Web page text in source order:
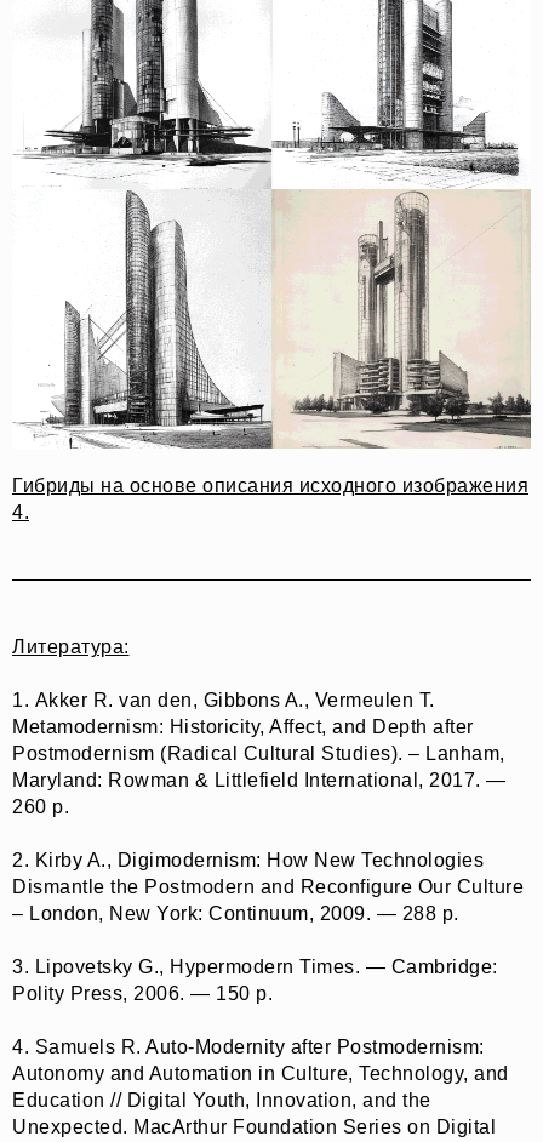
Гибриды на основе описания исходного изображения
4.
Литература:
1. Akker R. van den, Gibbons A., Vermeulen T.
Metamodernism: Historicity, Affect, and Depth after
Postmodernism (Radical Cultural Studies). – Lanham,
Maryland: Rowman & Littlefield International, 2017. —
260 p.
2. Kirby A., Digimodernism: How New Technologies
Dismantle the Postmodern and Reconfigure Our Culture
– London, New York: Continuum, 2009. — 288 p.
3. Lipovetsky G., Hypermodern Times. — Cambridge:
Polity Press, 2006. — 150 p.
4. Samuels R. Auto-Modernity after Postmodernism:
Autonomy and Automation in Culture, Technology, and
Education // Digital Youth, Innovation, and the
Unexpected. MacArthur Foundation Series on Digital